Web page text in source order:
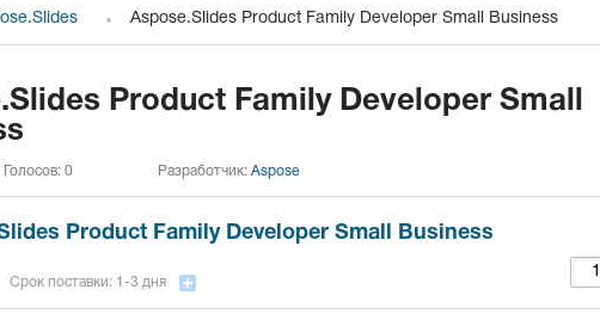
Aspose.Slides Product Family Developer Small Business
Product Family Developer Small
Голосов: 0 Разработчик: Aspose
Product Family Developer Small Business
Срок поставки: 1-3 дня